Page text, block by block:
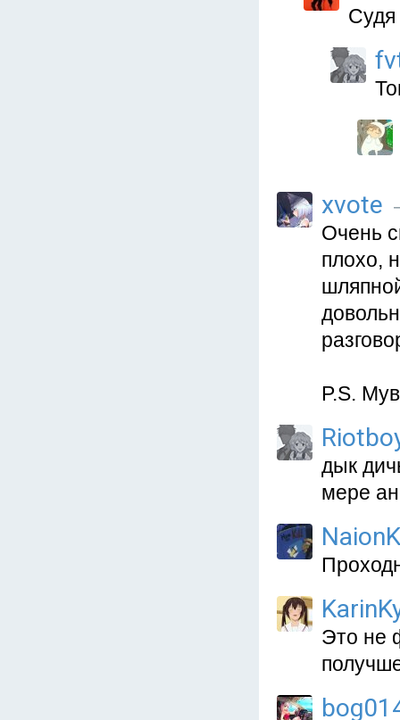
Судя
xvote
Очень
плохо,
P.S.
дык
мере
Это не